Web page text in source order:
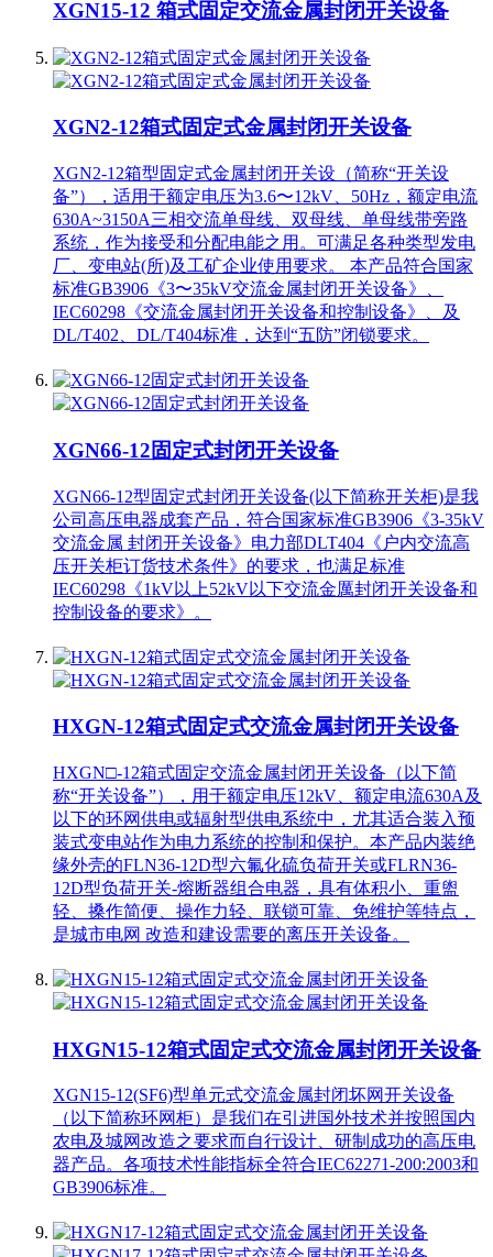
XGN15-12 箱式固定交流金属封闭开关设备
XGN2-12箱式固定式金属封闭开关设备
XGN2-12箱型固定式金属封闭开关设（简称“开关设
备”），适用于额定电压为3.6〜12kV、50Hz，额定电流
630A~3150A三相交流单母线、双母线、单母线带旁路
系统，作为接受和分配电能之用。可满足各种类型发电
厂、变电站(所)及工矿企业使用要求。 本产品符合国家
标准GB3906《3〜35kV交流金属封闭开关设备》、
IEC60298《交流金属封闭开关设备和控制设备》、及
DL/T402、DL/T404标准，达到“五防”闭锁要求。
XGN66-12固定式封闭开关设备
XGN66-12型固定式封闭开关设备(以下简称开关柜)是我
公司高压电器成套产品，符合国家标准GB3906《3-35kV
交流金属 封闭开关设备》电力部DLT404《户内交流高
压开关柜订货技术条件》的要求，也满足标准
IEC60298《1kV以上52kV以下交流金厲封闭开关设备和
控制设备的要求》。
HXGN-12箱式固定式交流金属封闭开关设备
HXGN□-12箱式固定交流金属封闭开关设备（以下简
称“开关设备”），用于额定电压12kV、额定电流630A及
以下的环网供电或辐射型供电系统中，尤其适合装入预
装式变电站作为电力系统的控制和保护。本产品内装绝
缘外壳的FLN36-12D型六氟化硫负荷开关或FLRN36-
12D型负荷开关-熔断器组合电器，具有体积小、重盥
轻、搡作简便、操作力轻、联锁可靠、免维护等特点，
是城市电网 改造和建设需要的离压开关设备。
HXGN15-12箱式固定式交流金属封闭开关设备
XGN15-12(SF6)型单元式交流金属封闭坏网开关设备
（以下简称环网柜）是我们在引进国外技术并按照国内
农电及城网改造之要求而自行设计、研制成功的高压电
器产品。各项技术性能指标全符合IEC62271-200:2003和
GB3906标准。